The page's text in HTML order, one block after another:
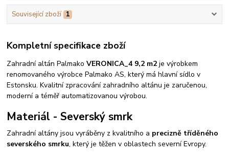
Související zboží 1
Kompletní specifikace zboží
Zahradní altán PalmakoVERONICA_4 9,2 m2je výrobkem
renomovaného výrobce Palmako AS, který má hlavní sídlo v
Estonsku. Kvalitní zpracování zahradního altánu je zaručenou,
moderní a téměř automatizovanou výrobou.
Materiál - Severský smrk
Zahradní altány jsou vyráběny z kvalitního a precizně tříděného
severského smrku, který je těžen v oblastech severní Evropy.